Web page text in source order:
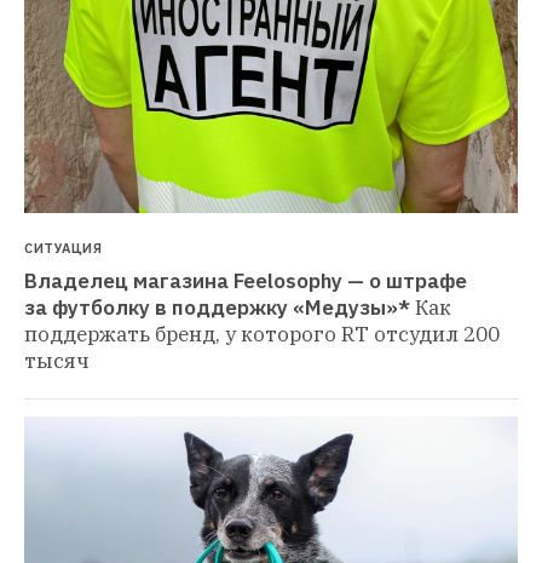
СИТУАЦИЯ
Владелец магазина Feelosophy — о штрафе
за футболку в поддержку «Медузы»*Как
поддержать бренд, у которого RT отсудил 200
тысяч